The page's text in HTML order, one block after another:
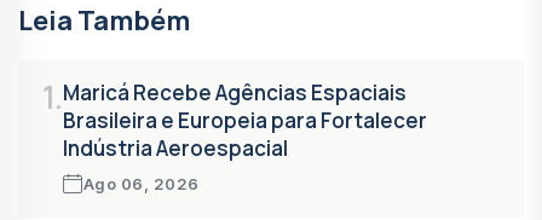
Leia Também
1.Maricá Recebe Agências Espaciais
Brasileira e Europeia para Fortalecer
Indústria Aeroespacial
Ago 06, 2026